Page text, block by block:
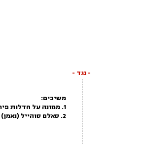
- נגד -
משיבים:
1. ממונה על חדלות פירעון – מחוז חיפה והצפון
2. סאלם סוהייל (נאמן)